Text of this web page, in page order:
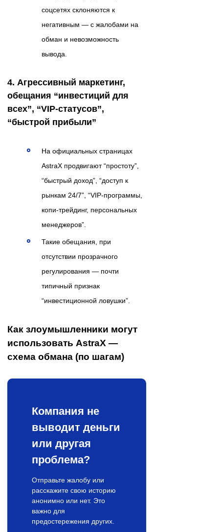
соцсетях склоняются к
негативным — с жалобами на
обман и невозможность
вывода.
4. Агрессивный маркетинг,
обещания “инвестиций для
всех”, “VIP-статусов”,
“быстрой прибыли”
На официальных страницах
AstraX продвигают “простоту”,
“быстрый доход”, “доступ к
рынкам 24/7”, “VIP-программы,
копи-трейдинг, персональных
менеджеров”.
Такие обещания, при
отсутствии прозрачного
регулирования — почти
типичный признак
“инвестиционной ловушки”.
Как злоумышленники могут
использовать AstraX —
схема обмана (по шагам)
Компания не
выводит деньги
или другая
проблема?
Отправьте жалобу или
расскажите свою историю
анонимно или нет. Это
важно для
предостережения других.